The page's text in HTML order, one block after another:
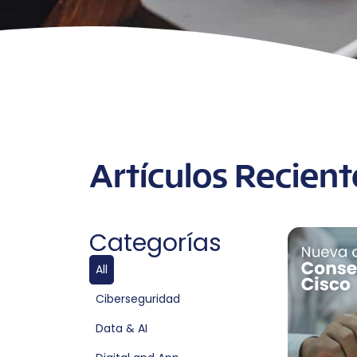
Artículos
Categorías
Ciberseguridad
Data & AI
All